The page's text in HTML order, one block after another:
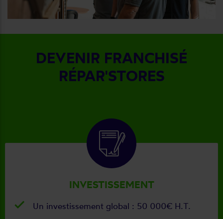
DEVENIR FRANCHISÉ
RÉPAR'STORES
INVESTISSEMENT
Un investissement global : 50 000€ H.T.